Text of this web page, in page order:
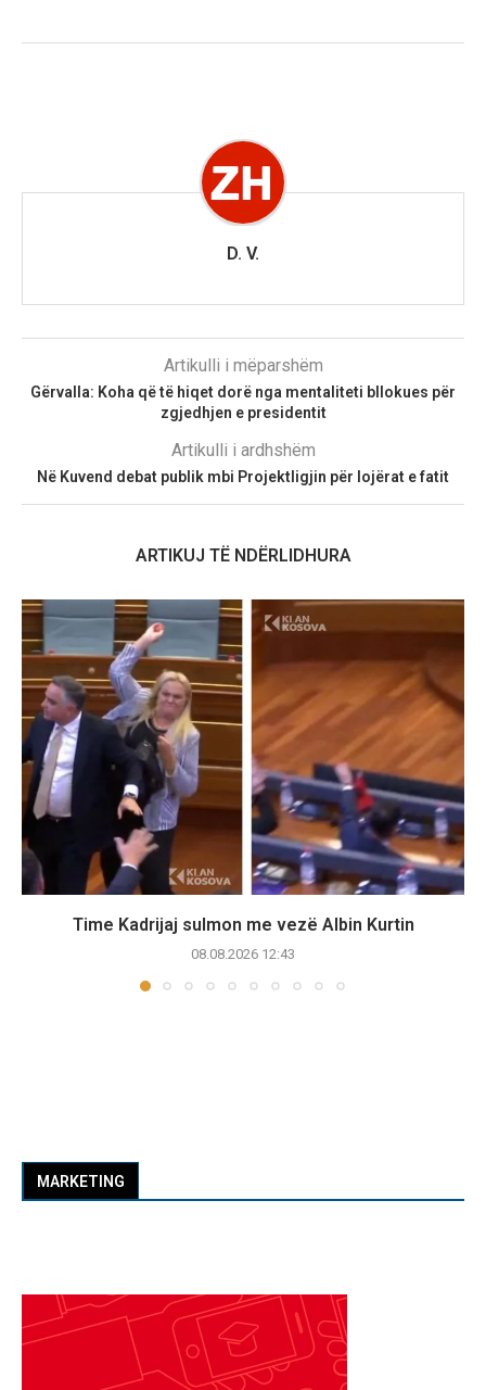
D. V.
Artikulli i mëparshëm
Gërvalla: Koha që të hiqet dorë nga mentaliteti bllokues për
zgjedhjen e presidentit
Artikulli i ardhshëm
Në Kuvend debat publik mbi Projektligjin për lojërat e fatit
ARTIKUJ TË NDËRLIDHURA
Time Kadrijaj sulmon me vezë Albin Kurtin
08.08.2026 12:43
MARKETING